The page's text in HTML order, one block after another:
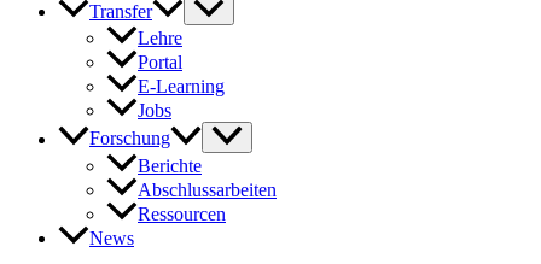
Transfer
Lehre
Portal
E-Learning
Jobs
Forschung
Berichte
Abschlussarbeiten
Ressourcen
News